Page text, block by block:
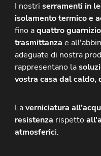
I nostri serramenti in
isolamento termico e
fino aquattro
trasmittanza e
adeguate di nostra
rappresentano la
vostra casa dal caldo,
Laverniciatura
resistenza rispetto
atmosferici.